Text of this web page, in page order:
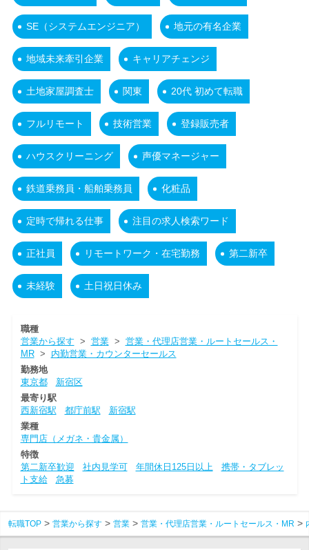
SE（システムエンジニア） 地元の有名企業
地域未来牽引企業 キャリアチェンジ
土地家屋調査士 関東 20代 初めて転職
フルリモート 技術営業 登録販売者
ハウスクリーニング 声優マネージャー
鉄道乗務員・船舶乗務員 化粧品
定時で帰れる仕事 注目の求人検索ワード
正社員 リモートワーク・在宅勤務 第二新卒
未経験 土日祝日休み
職種
営業から探す > 営業> 営業・代理店営業・ルートセールス・
MR> 内勤営業・カウンターセールス
勤務地
東京都
新宿区
最寄り駅
西新宿駅
都庁前駅
新宿駅
業種
専門店（メガネ・貴金属）
特徴
第二新卒歓迎
社内見学可 年間休日125日以上
携帯・タブレッ
ト支給
急募
転職TOP 営業から探す 営業 営業・代理店営業・ルートセールス・MR